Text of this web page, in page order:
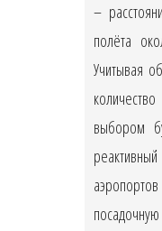
–
полёта
Учитывая
выбором